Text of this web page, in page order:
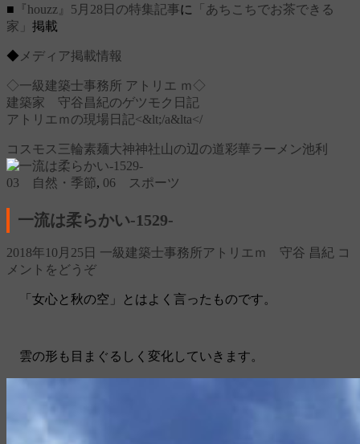
■ 『houzz』5月28日の特集記事に
「あちこちでお茶できる
家」 掲載
◆ メディア掲載情報
◇一級建築士事務所 アトリエ ｍ◇
建築家 守谷昌紀のゲツモク日記
アトリエｍの現場日記<&lt;/a&lta</
コスモス 三輪素麺大神神社山の辺の道彩華ラーメン池利
03 自然・季節, 06 スポーツ
一流は柔らかい‐1529‐
2018年10月25日 一級建築士事務所アトリエｍ 守谷 昌紀 コ
メントをどうぞ
「女心と秋の空」とはよく言ったものです。
雲の形も目まぐるしく変化していきます。